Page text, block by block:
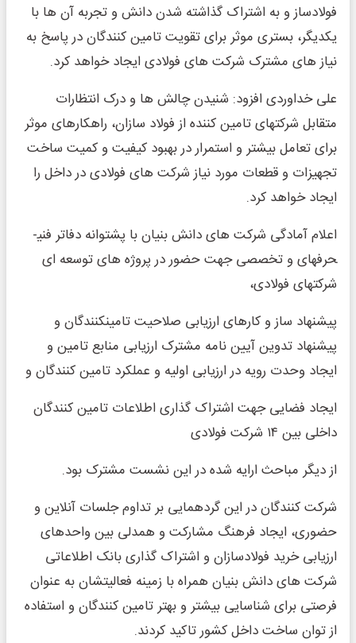
فولادساز و به اشتراک گذاشته شدن دانش و تجربه آن ها با
یکدیگر، بستری موثر برای تقویت تامین کنندگان در پاسخ به
نیاز های مشترک شرکت های فولادی ایجاد خواهد کرد.
علی خداوردی افزود: شنیدن چالش ها و درک انتظارات
متقابل شرکت­های تامین کننده از فولاد سازان، راهکارهای موثر
برای تعامل بیشتر و استمرار در بهبود کیفیت و کمیت ساخت
تجهیزات و قطعات مورد نیاز شرکت های فولادی در داخل را
ایجاد خواهد کرد.
اعلام آمادگی شرکت های دانش بنیان با پشتوانه دفاتر فنی­
حرفه­ای و تخصصی جهت حضور در پروژه های توسعه ای
شرکت­های فولادی،
پیشنهاد ساز و کارهای ارزیابی صلاحیت تامین­کنندگان و
پیشنهاد تدوین آیین نامه مشترک ارزیابی منابع تامین و
ایجاد وحدت رویه در ارزیابی اولیه و عملکرد تامین کنندگان و
ایجاد فضایی جهت اشتراک گذاری اطلاعات تامین کنندگان
داخلی بین ۱۴ شرکت فولادی
از دیگر مباحث ارایه شده در این نشست مشترک بود.
شرکت کنندگان در این گردهمایی بر تداوم جلسات آنلاین و
حضوری، ایجاد فرهنگ مشارکت و همدلی بین واحدهای
ارزیابی خرید فولادسازان و اشتراک گذاری بانک اطلاعاتی
شرکت های دانش بنیان همراه با زمینه فعالیت­شان به عنوان
فرصتی برای شناسایی بیشتر و بهتر تامین کنندگان و استفاده
از توان ساخت داخل کشور تاکید کردند.